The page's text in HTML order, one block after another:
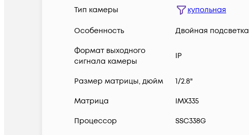
Тип камеры
купольная
Особенность Двойная подсветка
Формат выходного
сигнала камеры
IP
Размер матрицы, дюйм 1/2.8"
Матрица IMX335
Процессор SSC338G